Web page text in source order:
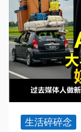
生活碎碎念